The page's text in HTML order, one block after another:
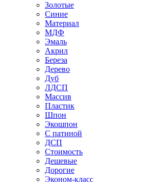
Золотые
Синие
Материал
МДФ
Эмаль
Акрил
Береза
Дерево
Дуб
ЛДСП
Массив
Пластик
Шпон
Экошпон
С патиной
ДСП
Стоимость
Дешевые
Дорогие
Эконом-класс